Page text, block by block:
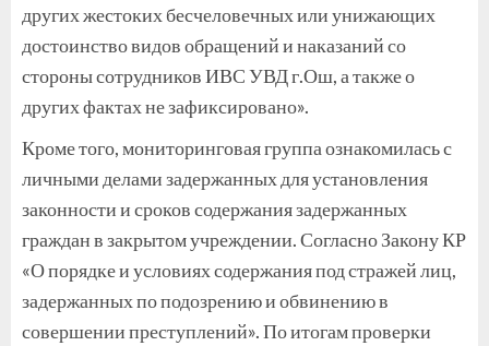
других жестоких бесчеловечных или унижающих
достоинство видов обращений и наказаний со
стороны сотрудников ИВС УВД г.Ош, а также о
других фактах не зафиксировано».
Кроме того, мониторинговая группа ознакомилась с
личными делами задержанных для установления
законности и сроков содержания задержанных
граждан в закрытом учреждении. Согласно Закону КР
«О порядке и условиях содержания под стражей лиц,
задержанных по подозрению и обвинению в
совершении преступлений». По итогам проверки